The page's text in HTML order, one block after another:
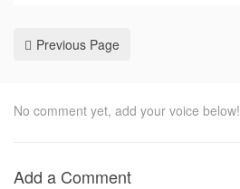
Previous Page
No comment yet, add your voice below!
Add a Comment